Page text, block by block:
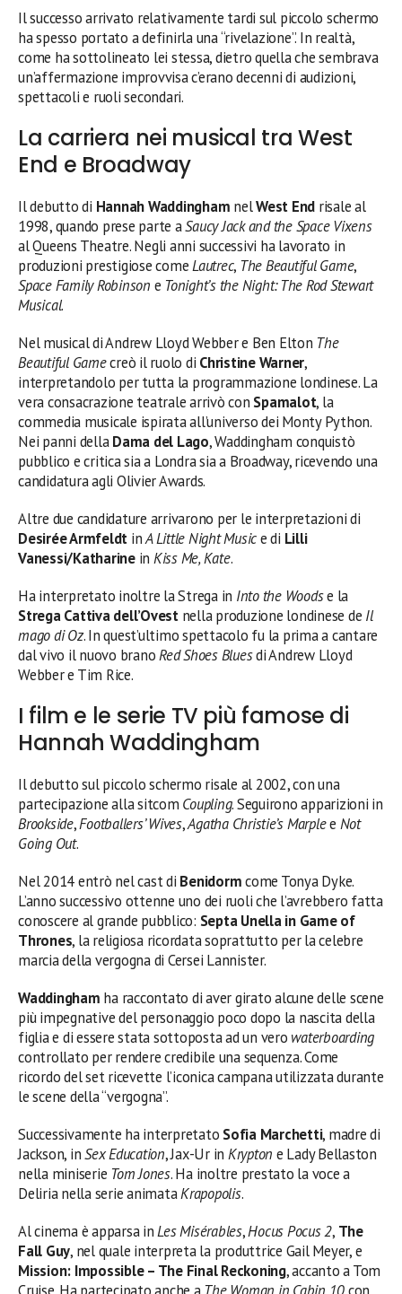
Il successo arrivato relativamente tardi sul piccolo schermo
ha spesso portato a definirla una “rivelazione”. In realtà,
come ha sottolineato lei stessa, dietro quella che sembrava
un’affermazione improvvisa c’erano decenni di audizioni,
spettacoli e ruoli secondari.
La carriera nei musical tra West
End e Broadway
Il debutto di Hannah Waddingham nelWest End risale al
1998, quando prese parte aSaucy Jack and the Space Vixens
al Queens Theatre. Negli anni successivi ha lavorato in
produzioni prestigiose comeLautrec, The Beautiful Game,
Space Family Robinson e Tonight’s the Night: The Rod Stewart
Musical.
Nel musical di Andrew Lloyd Webber e Ben Elton The
Beautiful Gamecreò il ruolo di Christine Warner,
interpretandolo per tutta la programmazione londinese. La
vera consacrazione teatrale arrivò con Spamalot, la
commedia musicale ispirata all’universo dei Monty Python.
Nei panni dellaDama del Lago, Waddingham conquistò
pubblico e critica sia a Londra sia a Broadway, ricevendo una
candidatura agli Olivier Awards.
Altre due candidature arrivarono per le interpretazioni di
Desirée Armfeldt inA Little Night Musice di Lilli
Vanessi/Katharinein Kiss Me, Kate.
Ha interpretato inoltre la Strega in Into the Woodse la
Strega Cattiva dell’Ovestnella produzione londinese de Il
mago di Oz. In quest’ultimo spettacolo fu la prima a cantare
dal vivo il nuovo branoRed Shoes Bluesdi Andrew Lloyd
Webber e Tim Rice.
I film e le serie TV più famose di
Hannah Waddingham
Il debutto sul piccolo schermo risale al 2002, con una
partecipazione alla sitcom Coupling. Seguirono apparizioni in
Brookside,Footballers’ Wives,Agatha Christie’s Marplee Not
Going Out.
Nel 2014 entrò nel cast di Benidormcome Tonya Dyke.
L’anno successivo ottenne uno dei ruoli che l’avrebbero fatta
conoscere al grande pubblico: Septa Unella in Game of
Thrones, la religiosa ricordata soprattutto per la celebre
marcia della vergogna di Cersei Lannister.
Waddingham ha raccontato di aver girato alcune delle scene
più impegnative del personaggio poco dopo la nascita della
figlia e di essere stata sottoposta ad un vero waterboarding
controllato per rendere credibile una sequenza. Come
ricordo del set ricevette l’iconica campana utilizzata durante
le scene della “vergogna”.
Successivamente ha interpretato Sofia Marchetti, madre di
Jackson, inSex Education, Jax-Ur in Krypton e Lady Bellaston
nella miniserie Tom Jones. Ha inoltre prestato la voce a
Deliria nella serie animataKrapopolis.
Al cinema è apparsa inLes Misérables,Hocus Pocus 2, The
Fall Guy, nel quale interpreta la produttrice Gail Meyer, e
Mission: Impossible – The Final Reckoning, accanto a Tom